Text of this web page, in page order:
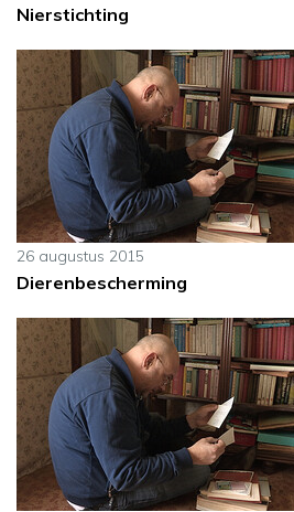
Nierstichting
26 augustus 2015
Dierenbescherming